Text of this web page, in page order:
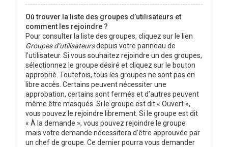
Où trouver la liste des groupes d’utilisateurs et
comment les rejoindre ?
Pour consulter la liste des groupes, cliquez sur le lien
Groupes d’utilisateursdepuis votre panneau de
l’utilisateur. Si vous souhaitez rejoindre un des groupes,
sélectionnez le groupe désiré et cliquez sur le bouton
approprié. Toutefois, tous les groupes ne sont pas en
libre accès. Certains peuvent nécessiter une
approbation, certains sont fermés et d’autres peuvent
même être masqués. Si le groupe est dit « Ouvert »,
vous pouvez le rejoindre librement. Si le groupe est dit
« À la demande », vous pouvez rejoindre le groupe
mais votre demande nécessitera d’être approuvée par
un chef de groupe. Ce dernier pourra vous demander